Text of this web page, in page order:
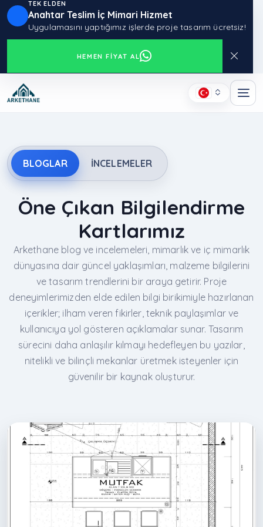
TEK ELDEN
Anahtar Teslim İç Mimari Hizmet
Uygulamasını yaptığımız işlerde proje tasarım ücretsiz!
HEMEN FIYAT AL
BLOGLAR İNCELEMELER
Öne Çıkan Bilgilendirme
Kartlarımız
Arkethane blog ve incelemeleri, mimarlık ve iç mimarlık
dünyasına dair güncel yaklaşımları, malzeme bilgilerini
ve tasarım trendlerini bir araya getirir. Proje
deneyimlerimizden elde edilen bilgi birikimiyle hazırlanan
içerikler; ilham veren fikirler, teknik paylaşımlar ve
kullanıcıya yol gösteren açıklamalar sunar. Tasarım
sürecini daha anlaşılır kılmayı hedefleyen bu yazılar,
nitelikli ve bilinçli mekanlar üretmek isteyenler için
güvenilir bir kaynak oluşturur.